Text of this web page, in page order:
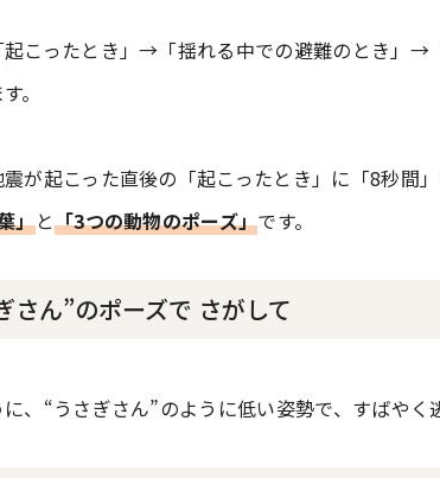
こったとき」→「揺れる中での避難のとき」→
。
が起こった直後の「起こったとき」に「8秒間
」と「3つの動物のポーズ」です。
ん”のポーズで さがして
、“うさぎさん”のように低い姿勢で、すばやく